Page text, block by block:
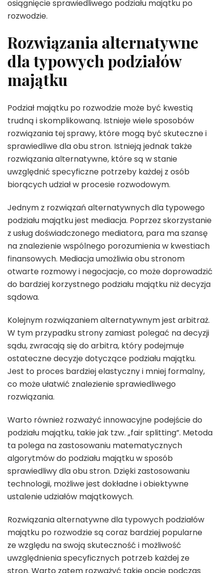
osiągnięcie sprawiedliwego podziału majątku po
rozwodzie.
Rozwiązania alternatywne
dla typowych podziałów
majątku
Podział majątku po rozwodzie może być kwestią
trudną i skomplikowaną. Istnieje wiele sposobów
rozwiązania tej sprawy, które mogą być skuteczne i
sprawiedliwe dla obu stron. Istnieją jednak także
rozwiązania alternatywne, które są w stanie
uwzględnić specyficzne potrzeby każdej z osób
biorących udział w procesie rozwodowym.
Jednym z rozwiązań alternatywnych dla typowego
podziału majątku jest mediacja. Poprzez skorzystanie
z usług doświadczonego mediatora, para ma szansę
na znalezienie wspólnego porozumienia w kwestiach
finansowych. Mediacja umożliwia obu stronom
otwarte rozmowy i negocjacje, co może doprowadzić
do bardziej korzystnego podziału majątku niż decyzja
sądowa.
Kolejnym rozwiązaniem alternatywnym jest arbitraż.
W tym przypadku strony zamiast polegać na decyzji
sądu, zwracają się do arbitra, który podejmuje
ostateczne decyzje dotyczące podziału majątku.
Jest to proces bardziej elastyczny i mniej formalny,
co może ułatwić znalezienie sprawiedliwego
rozwiązania.
Warto również rozważyć innowacyjne podejście do
podziału majątku, takie jak tzw. „fair splitting”. Metoda
ta polega na zastosowaniu matematycznych
algorytmów do podziału majątku w sposób
sprawiedliwy dla obu stron. Dzięki zastosowaniu
technologii, możliwe jest dokładne i obiektywne
ustalenie udziałów majątkowych.
Rozwiązania alternatywne dla typowych podziałów
majątku po rozwodzie są coraz bardziej popularne
ze względu na swoją skuteczność i możliwość
uwzględnienia specyficznych potrzeb każdej ze